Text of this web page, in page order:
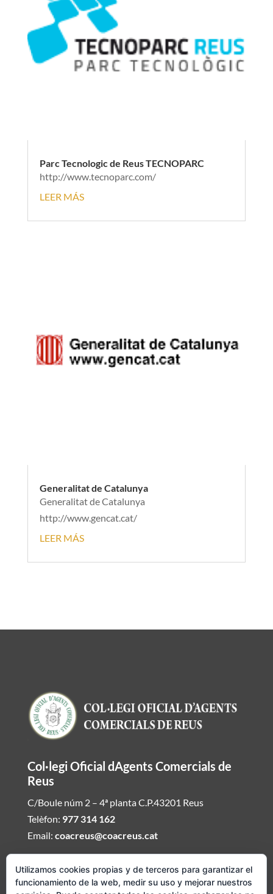
Parc Tecnologic de Reus TECNOPARC
http://www.tecnoparc.com/
LEER MÁS
Generalitat de Catalunya
Generalitat de Catalunya
http://www.gencat.cat/
LEER MÁS
Col·legi Oficial dAgents Comercials de
Reus
C/Boule núm 2 – 4ª planta C.P.43201 Reus
Telèfon: 977 314 162
Email: coacreus@coacreus.cat
Horari del Col·legi dAgents Comercials
De dilluns a divendres de 16:00h a 19:30h
Utilizamos cookies propias y de terceros para garantizar el
funcionamiento de la web, medir su uso y mejorar nuestros